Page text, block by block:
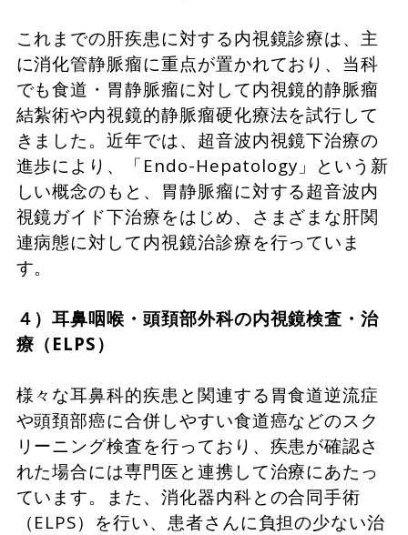
これまでの肝疾患に対する内視鏡診療は、主
に消化管静脈瘤に重点が置かれており、当科
でも食道・胃静脈瘤に対して内視鏡的静脈瘤
結紮術や内視鏡的静脈瘤硬化療法を試行して
きました。近年では、超音波内視鏡下治療の
進歩により、「Endo-Hepatology」という新
しい概念のもと、胃静脈瘤に対する超音波内
視鏡ガイド下治療をはじめ、さまざまな肝関
連病態に対して内視鏡治診療を行っていま
す。
４）耳鼻咽喉・頭頚部外科の内視鏡検査・治
療（ELPS）
様々な耳鼻科的疾患と関連する胃食道逆流症
や頭頚部癌に合併しやすい食道癌などのスク
リーニング検査を行っており、疾患が確認さ
れた場合には専門医と連携して治療にあたっ
ています。また、消化器内科との合同手術
（ELPS）を行い、患者さんに負担の少ない治